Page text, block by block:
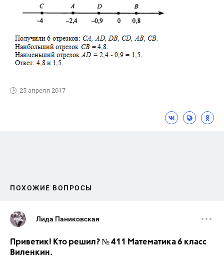
25 апреля 2017
ПОХОЖИЕ ВОПРОСЫ
Лида Паниковская
Приветик! Кто решил? № 411 Математика 6 класс
Виленкин.